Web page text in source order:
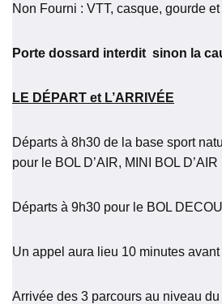
Non Fourni : VTT, casque, gourde
Porte dossard interdit sinon la
LE DÉPART et L’ARRIVÉE
Départs à 8h30 de la base sport
pour le BOL D’AIR, MINI BOL D’AIR
Départs à 9h30 pour le BOL
Un appel aura lieu 10 minutes
Arrivée des 3 parcours au niveau